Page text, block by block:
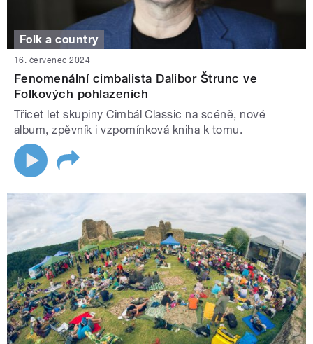
Folk a country
16. červenec 2024
Fenomenální cimbalista Dalibor Štrunc ve
Folkových pohlazeních
Třicet let skupiny Cimbál Classic na scéně, nové
album, zpěvník i vzpomínková kniha k tomu.